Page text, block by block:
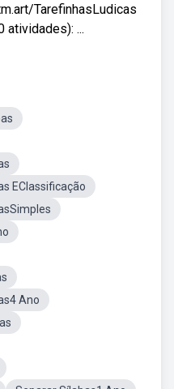
TarefinhasLudicas
atividades): ...
EClassificação
Ano